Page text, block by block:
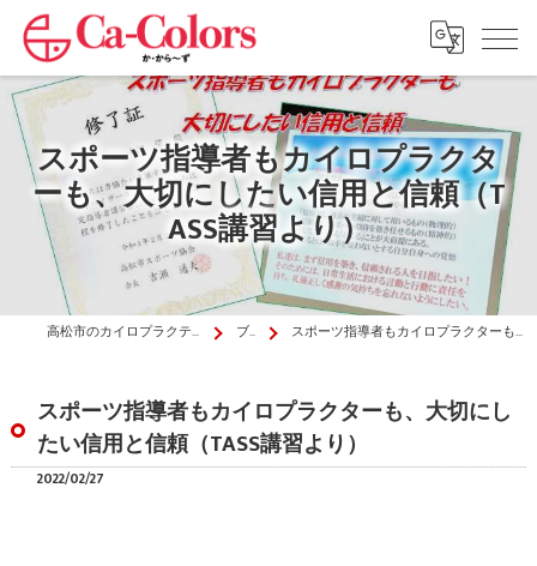
スポーツ指導者もカイロプラクタ
ーも、大切にしたい信用と信頼（T
ASS講習より）
高松市のカイロプラクティックはか・から～ず施術院 ブログ スポーツ指導者もカイロプラクターも、大切にしたい信用と信頼（TASS講習より）
スポーツ指導者もカイロプラクターも、大切にし
たい信用と信頼（TASS講習より）
2022/02/27